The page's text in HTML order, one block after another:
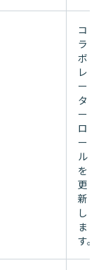
コ
ラ
ボ
レ
ー
タ
ー
ロ
ー
ル
を
更
新
し
ま
す。